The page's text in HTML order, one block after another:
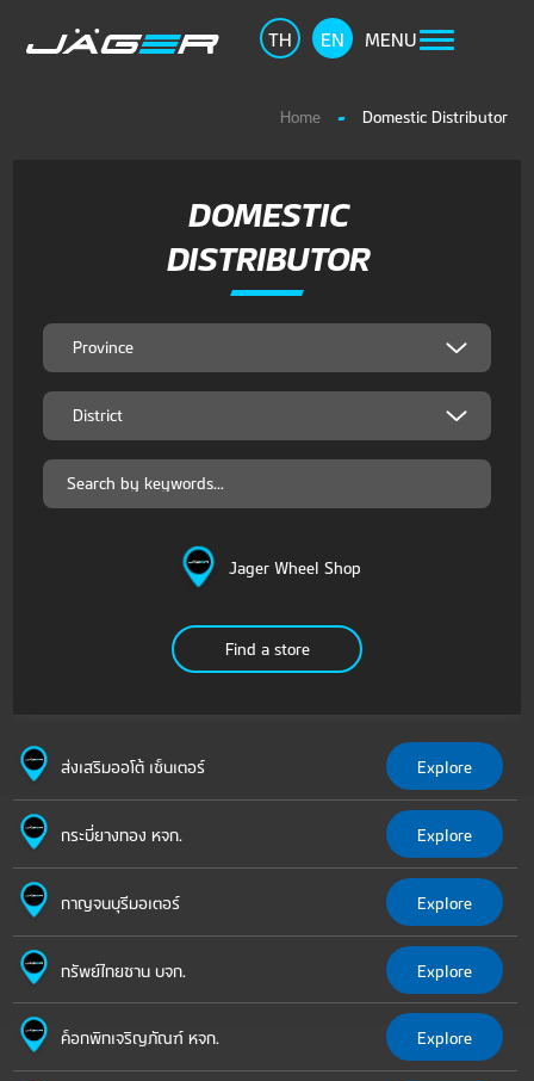
TH EN MENU
Home Domestic Distributor
DOMESTIC
DISTRIBUTOR
Jager Wheel Shop
ส่งเสริมออโต้ เซ็นเตอร์ Explore
กระบี่ยางทอง หจก. Explore
กาญจนบุรีมอเตอร์ Explore
ทรัพย์ไทยซาน บจก. Explore
ค็อกพิทเจริญภัณฑ์ หจก. Explore